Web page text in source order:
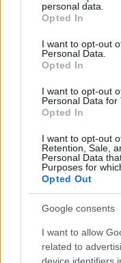
grant or deny consent
use your data for
consent section.
personal data.
Opted In
I want to opt-out
Personal Data.
Opted In
I want to opt-out
Personal Data for
Opted In
I want to opt-out
Retention, Sale,
Personal Data
Purposes for
Opted Out
Google consents
I want to allow
related to
Vreme: Pred nami spet
vročine, možne so
V torek ob
dajatvah občutna